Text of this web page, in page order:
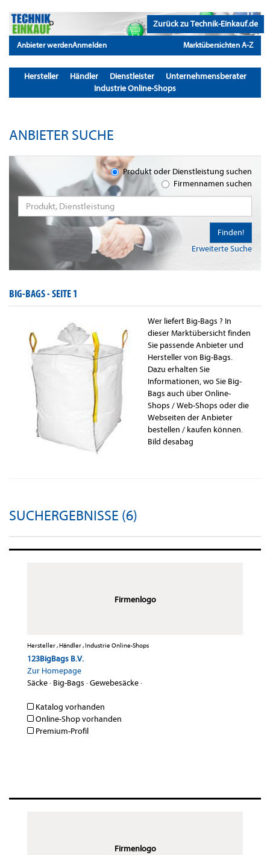
Zurück zu Technik-Einkauf.de
Anbieter werdenAnmelden Marktübersichten A-Z
Hersteller Händler Dienstleister
Unternehmensberater
Industrie Online-Shops
ANBIETER SUCHE
Produkt oder Dienstleistung suchen
Firmennamen suchen
Erweiterte Suche
Finden!
BIG-BAGS -SEITE 1
Wer liefert Big-Bags ? In
dieser Marktübersicht finden
Sie passende Anbieter und
Hersteller von Big-Bags.
Dazu erhalten Sie
Informationen, wo Sie Big-
Bags auch über Online-
Shops / Web-Shops oder die
Webseiten der Anbieter
bestellen / kaufen können.
Bild desabag
SUCHERGEBNISSE (6)
Firmenlogo
Hersteller , Händler , Industrie Online-Shops
123BigBags B.V.
Zur Homepage
Säcke· Big-Bags ·Gewebesäcke·
Katalog vorhanden
Online-Shop vorhanden
Premium-Profil
Firmenlogo